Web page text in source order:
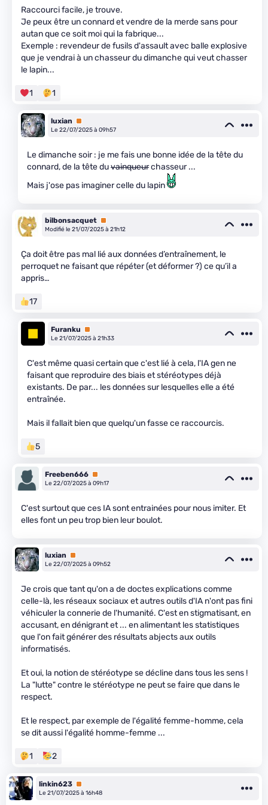
Raccourci facile, je trouve.
Je peux être un connard et vendre de la merde sans pour
autan que ce soit moi qui la fabrique...
Exemple : revendeur de fusils d'assault avec balle explosive
que je vendrai à un chasseur du dimanche qui veut chasser
le lapin...
1 1
luxian
Premium
Le 22/07/2025 à 09h57
Le dimanche soir : je me fais une bonne idée de la tête du
connard, de la tête duvainqueurchasseur ...
Mais j'ose pas imaginer celle du lapin
bilbonsacquet Premium
Modifié le 21/07/2025 à 21h12
Ça doit être pas mal lié aux données d’entraînement, le
perroquet ne faisant que répéter (et déformer ?) ce qu’il a
appris…
17
Furanku
Premium
Le 21/07/2025 à 21h33
C'est même quasi certain que c'est lié à cela, l'IA gen ne
faisant que reproduire des biais et stéréotypes déjà
existants. De par... les données sur lesquelles elle a été
entraînée.
Mais il fallait bien que quelqu'un fasse ce raccourcis.
5
Freeben666 Premium
Le 22/07/2025 à 09h17
C'est surtout que ces IA sont entrainées pour nous imiter. Et
elles font un peu trop bien leur boulot.
luxian
Premium
Le 22/07/2025 à 09h52
Je crois que tant qu'on a de doctes explications comme
celle-là, les réseaux sociaux et autres outils d'IA n'ont pas fini
véhiculer la connerie de l'humanité. C'est en stigmatisant, en
accusant, en dénigrant et ... en alimentant les statistiques
que l'on fait générer des résultats abjects aux outils
informatisés.
Et oui, la notion de stéréotype se décline dans tous les sens !
La "lutte" contre le stéréotype ne peut se faire que dans le
respect.
Et le respect, par exemple de l'égalité femme-homme, cela
se dit aussi l'égalité homme-femme ...
1 2
linkin623 Premium
Le 21/07/2025 à 16h48